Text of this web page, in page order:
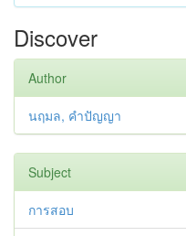
Discover
Author
นฤมล, คำปัญญา
Subject
การสอบ